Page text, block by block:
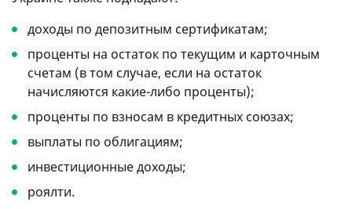
доходы по депозитным сертификатам;
проценты на остаток по текущим и карточным
счетам (в том случае, если на остаток
начисляются какие-либо проценты);
проценты по взносам в кредитных союзах;
выплаты по облигациям;
инвестиционные доходы;
роялти.